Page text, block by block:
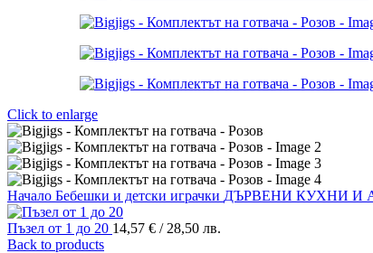
Click to enlarge
Начало Бебешки и детски играчки ДЪРВЕНИ КУХНИ И
Пъзел от 1 до 20 14,57 € / 28,50 лв.
Back to products